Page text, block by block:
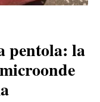
pentola: la